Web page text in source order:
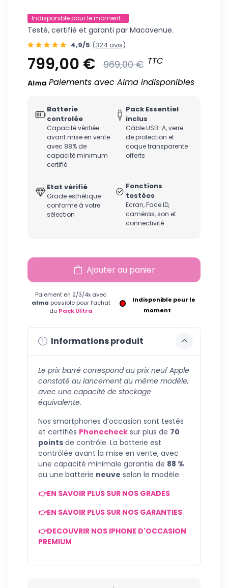
Indisponible pour le moment...
Testé, certifié et garanti par Macavenue.
4,9/5 (324 avis)
799,00 € 969,00 € TTC
Paiements avec Alma indisponibles
Batterie
controlée
Capacité vérifiée
avant mise en vente
avec 88% de
capacité minimum
certifié
Pack Essentiel
inclus
Câble USB-A, verre
de protection et
coque transparente
offerts
Etat vérifié
Grade esthétique
conforme à votre
sélection
Fonctions
testées
Ecran, Face ID,
caméras, son et
connectivité
Ajouter au panier
Paiement en 2/3/4x avec
alma possible pour l’achat
du Pack Ultra
Indisponible pour le
moment
Informations produit
Le prix barré correspond au prix neuf Apple
constaté au lancement du même modèle,
avec une capacité de stockage
équivalente.
Nos smartphones d’occasion sont testés
et certifiés Phonecheck sur plus de 70
points de contrôle. La batterie est
contrôlée avant la mise en vente, avec
une capacité minimale garantie de 88 %
ou une batterie neuve selon le modèle.
👉EN SAVOIR PLUS SUR NOS GRADES
👉EN SAVOIR PLUS SUR NOS GARANTIES
👉DECOUVRIR NOS IPHONE D'OCCASION
PREMIUM